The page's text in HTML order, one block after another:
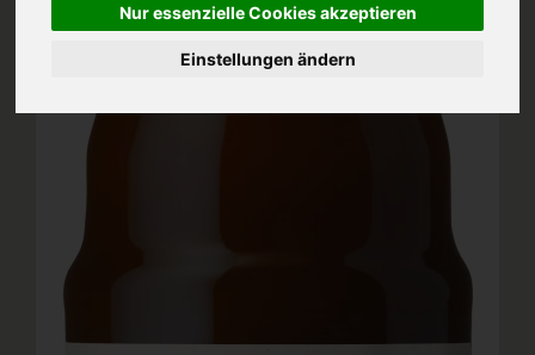
Nur essenzielle Cookies akzeptieren
Einstellungen ändern